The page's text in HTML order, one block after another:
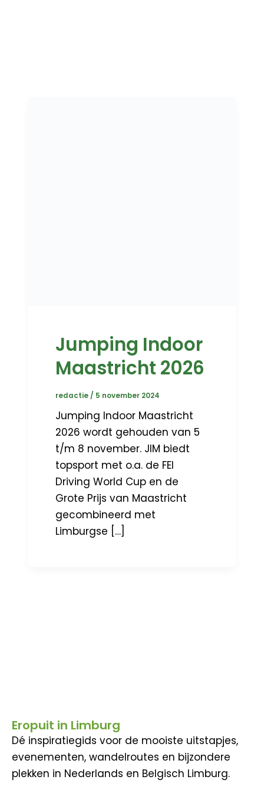
Jumping Indoor
Maastricht 2026
redactie / 5 november 2024
Jumping Indoor Maastricht
2026 wordt gehouden van 5
t/m 8 november. JIM biedt
topsport met o.a. de FEI
Driving World Cup en de
Grote Prijs van Maastricht
gecombineerd met
Limburgse […]
Eropuit in Limburg
Dé inspiratiegids voor de mooiste uitstapjes,
evenementen, wandelroutes en bijzondere
plekken in Nederlands en Belgisch Limburg.